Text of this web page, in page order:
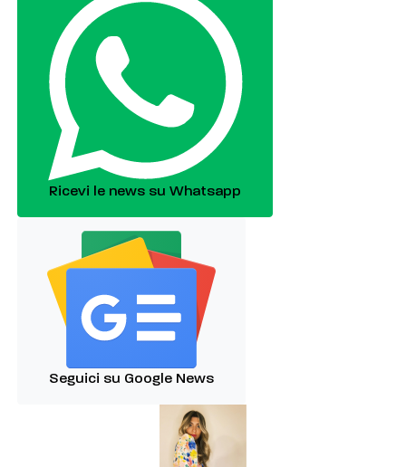
Ricevi le news su Whatsapp
Seguici su Google News